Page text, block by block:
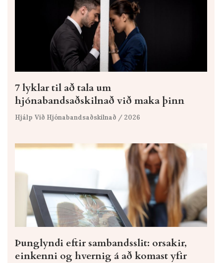
7 lyklar til að tala um
hjónabandsaðskilnað við maka þinn
Hjálp Við Hjónabandsaðskilnað / 2026
Þunglyndi eftir sambandsslit: orsakir,
einkenni og hvernig á að komast yfir